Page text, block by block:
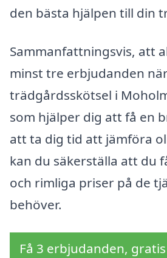
den bästa hjälpen till din
Sammanfattningsvis, att
minst tre erbjudanden
trädgårdsskötsel i
som hjälper dig att få en
att ta dig tid att jämföra
kan du säkerställa att du
och rimliga priser på de
behöver.
Få 3 erbjudanden,